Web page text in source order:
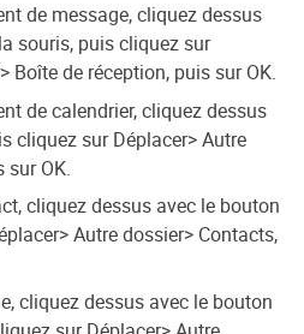
de message, cliquez dessus
souris, puis cliquez sur
Boîte de réception, puis sur OK.
de calendrier, cliquez dessus
cliquez sur Déplacer> Autre
sur OK.
cliquez dessus avec le bouton
Autre dossier> Contacts,
cliquez dessus avec le bouton